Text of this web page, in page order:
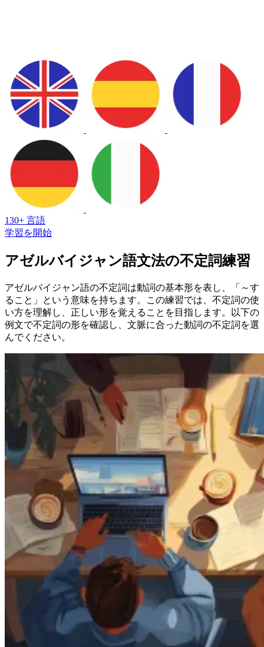
130+ 言語
学習を開始
アゼルバイジャン語文法の不定詞練習
アゼルバイジャン語の不定詞は動詞の基本形を表し、「～す
ること」という意味を持ちます。この練習では、不定詞の使
い方を理解し、正しい形を覚えることを目指します。以下の
例文で不定詞の形を確認し、文脈に合った動詞の不定詞を選
んでください。